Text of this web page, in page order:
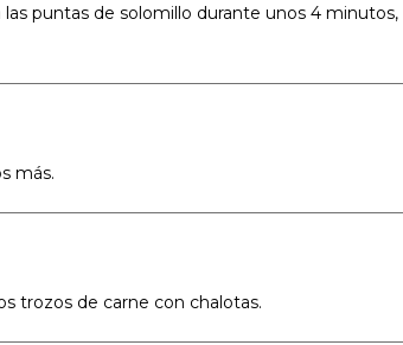
puntas de solomillo durante unos 4 minutos,
más.
trozos de carne con chalotas.